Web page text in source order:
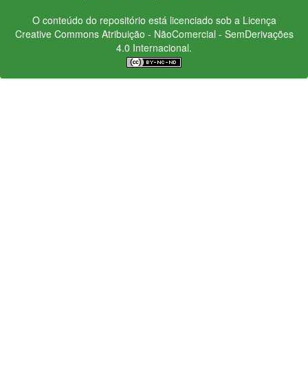
O conteúdo do repositório está licenciado sob a Licença
Creative CommonsAtribuição - NãoComercial - SemDerivações
4.0 Internacional.